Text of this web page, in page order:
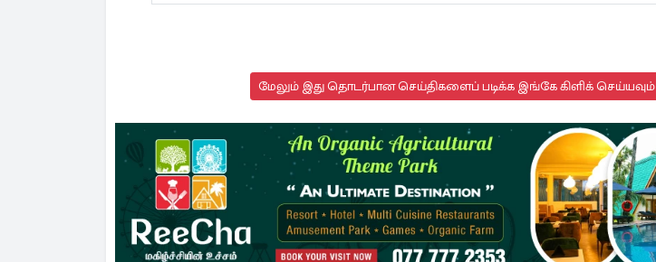
மேலும் இது தொடர்பான செய்திகளைப் படிக்க இங்கே கிளிக் செய்யவும்